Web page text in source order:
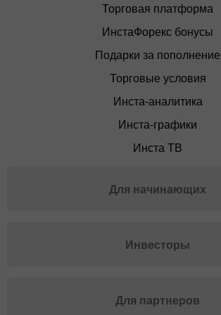
Торговая платформа
ИнстаФорекс бонусы
Подарки за пополнение
Торговые условия
Инста-аналитика
Инста-графики
Инста ТВ
Для начинающих
Инвесторы
Для партнеров